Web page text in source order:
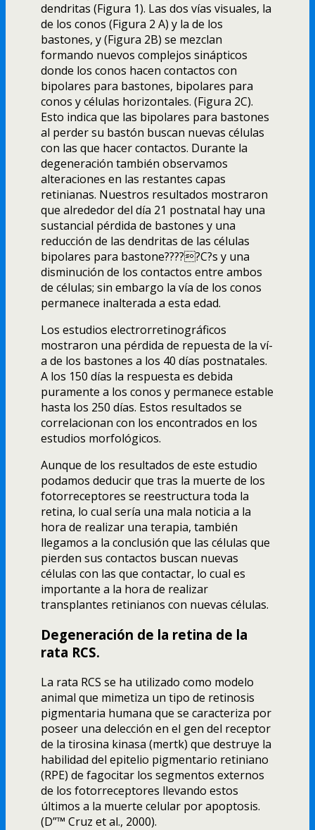
dendritas (Figura 1). Las dos ví­as visuales, la
de los conos (Figura 2 A) y la de los
bastones, y (Figura 2B) se mezclan
formando nuevos complejos sinápticos
donde los conos hacen contactos con
bipolares para bastones, bipolares para
conos y células horizontales. (Figura 2C).
Esto indica que las bipolares para bastones
al perder su bastón buscan nuevas células
con las que hacer contactos. Durante la
degeneración también observamos
alteraciones en las restantes capas
retinianas. Nuestros resultados mostraron
que alrededor del dí­a 21 postnatal hay una
sustancial pérdida de bastones y una
reducción de las dendritas de las células
bipolares para bastone?????C?s y una
disminución de los contactos entre ambos
de células; sin embargo la ví­a de los conos
permanece inalterada a esta edad.
Los estudios electrorretinográficos
mostraron una pérdida de repuesta de la ví­
a de los bastones a los 40 dí­as postnatales.
A los 150 dí­as la respuesta es debida
puramente a los conos y permanece estable
hasta los 250 dí­as. Estos resultados se
correlacionan con los encontrados en los
estudios morfológicos.
Aunque de los resultados de este estudio
podamos deducir que tras la muerte de los
fotorreceptores se reestructura toda la
retina, lo cual serí­a una mala noticia a la
hora de realizar una terapia, también
llegamos a la conclusión que las células que
pierden sus contactos buscan nuevas
células con las que contactar, lo cual es
importante a la hora de realizar
transplantes retinianos con nuevas células.
Degeneración de la retina de la
rata RCS.
La rata RCS se ha utilizado como modelo
animal que mimetiza un tipo de retinosis
pigmentaria humana que se caracteriza por
poseer una delección en el gen del receptor
de la tirosina kinasa (mertk) que destruye la
habilidad del epitelio pigmentario retiniano
(RPE) de fagocitar los segmentos externos
de los fotorreceptores llevando estos
últimos a la muerte celular por apoptosis.
(D”™ Cruz et al., 2000).